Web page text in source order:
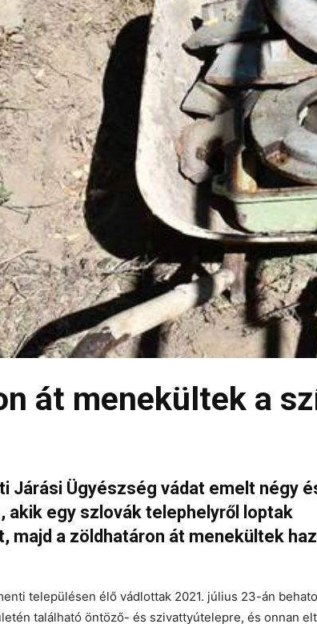
át menekültek a
Járási Ügyészség vádat emelt négy
akik egy szlovák telephelyről loptak
majd a zöldhatáron át menekültek
településen élő vádlottak 2021. július 23-án
található öntöző- és szivattyútelepre, és onnan